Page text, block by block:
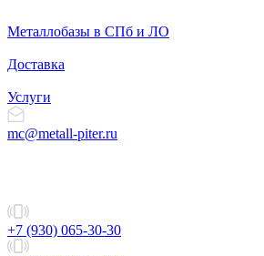
Металлобазы в СПб и ЛО
Доставка
Услуги
mc@metall-piter.ru
+7 (930) 065-30-30